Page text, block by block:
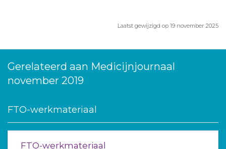
Laatst gewijzigd op 19 november 2025
Gerelateerd aan Medicijnjournaal
november 2019
FTO-werkmateriaal
FTO-werkmateriaal